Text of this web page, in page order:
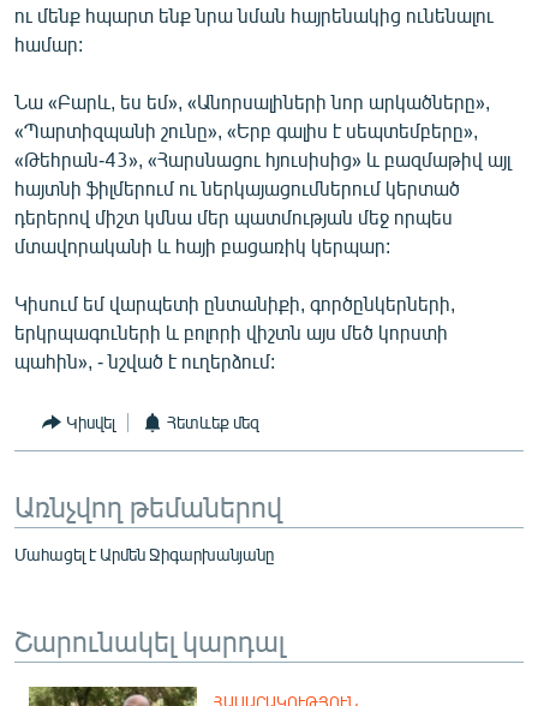
«Ազատության» բոլոր կայքերը
ու մենք հպարտ ենք նրա նման հայրենակից ունենալու
համար:
Նա «Բարև, ես եմ», «Անորսալիների նոր արկածները»,
«Պարտիզպանի շունը», «Երբ գալիս է սեպտեմբերը»,
«Թեհրան-43», «Հարսնացու հյուսիսից» և բազմաթիվ այլ
հայտնի ֆիլմերում ու ներկայացումներում կերտած
դերերով միշտ կմնա մեր պատմության մեջ որպես
մտավորականի և հայի բացառիկ կերպար:
Կիսում եմ վարպետի ընտանիքի, գործընկերների,
երկրպագուների և բոլորի վիշտն այս մեծ կորստի
պահին», - նշված է ուղերձում:
Կիսվել Հետևեք մեզ
Առնչվող թեմաներով
Մահացել է Արմեն Ջիգարխանյանը
Շարունակել կարդալ
ՀԱՍԱՐԱԿՈՒԹՅՈՒՆ